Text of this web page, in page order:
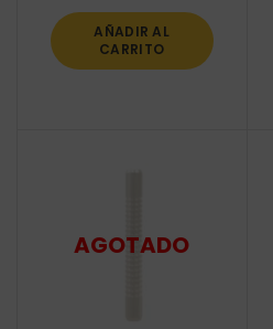
AÑADIR AL
CARRITO